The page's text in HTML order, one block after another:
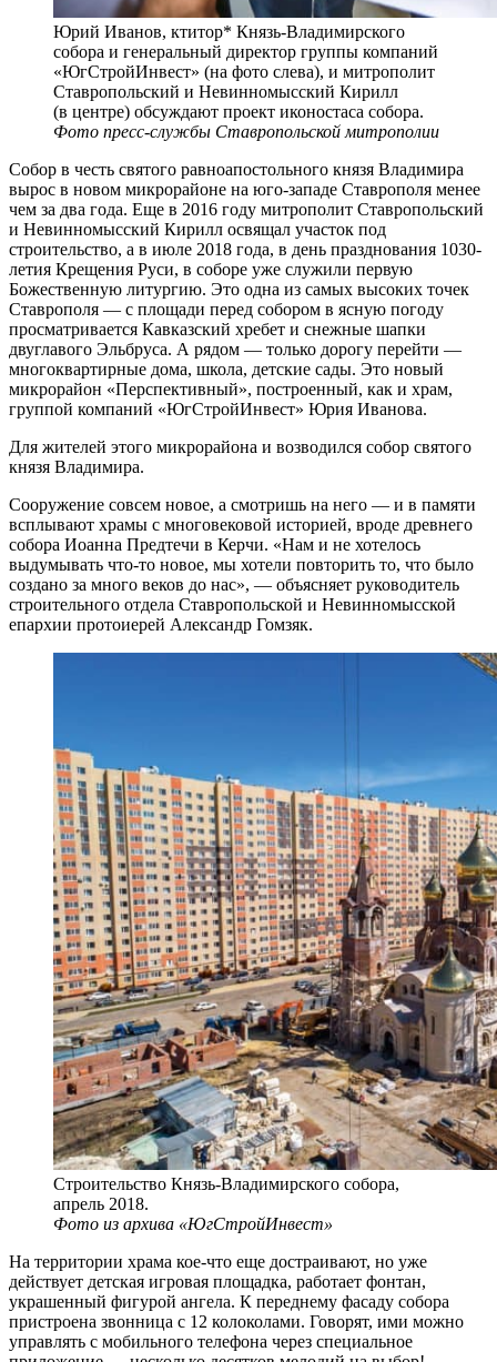
Юрий Иванов, ктитор* Князь-Владимирского
собора и генеральный директор группы компаний
«ЮгСтройИнвест» (на фото слева), и митрополит
Ставропольский и Невинномысский Кирилл
(в центре) обсуждают проект иконостаса собора.
Фото пресс-службы Ставропольской митрополии
Собор в честь святого равноапостольного князя Владимира
вырос в новом микрорайоне на юго-западе Ставрополя менее
чем за два года. Еще в 2016 году митрополит Ставропольский
и Невинномысский Кирилл освящал участок под
строительство, а в июле 2018 года, в день празднования 1030-
летия Крещения Руси, в соборе уже служили первую
Божественную литургию. Это одна из самых высоких точек
Ставрополя — с площади перед собором в ясную погоду
просматривается Кавказский хребет и снежные шапки
двуглавого Эльбруса. А рядом — только дорогу перейти —
многоквартирные дома, школа, детские сады. Это новый
микрорайон «Перспективный», построенный, как и храм,
группой компаний «ЮгСтройИнвест» Юрия Иванова.
Для жителей этого микрорайона и возводился собор святого
князя Владимира.
Сооружение совсем новое, а смотришь на него — и в памяти
всплывают храмы с многовековой историей, вроде древнего
собора Иоанна Предтечи в Керчи. «Нам и не хотелось
выдумывать что-то новое, мы хотели повторить то, что было
создано за много веков до нас», — объясняет руководитель
строительного отдела Ставропольской и Невинномысской
епархии протоиерей Александр Гомзяк.
Строительство Князь-Владимирского собора,
апрель 2018.
Фото из архива «ЮгСтройИнвест»
На территории храма кое-что еще достраивают, но уже
действует детская игровая площадка, работает фонтан,
украшенный фигурой ангела. К переднему фасаду собора
пристроена звонница с 12 колоколами. Говорят, ими можно
управлять с мобильного телефона через специальное